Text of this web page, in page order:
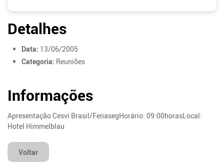
Detalhes
Data: 13/06/2005
Categoria: Reuniões
Informações
Apresentação Cesvi Brasil/FenasegHorário: 09:00horasLocal:
Hotel Himmelblau
Voltar